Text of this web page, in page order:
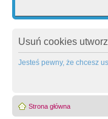
Usuń cookies
Jesteś pewny, że chcesz
Strona główna